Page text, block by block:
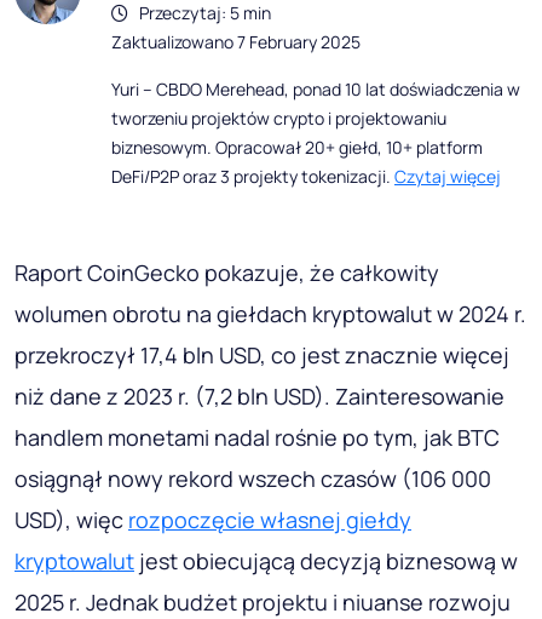
Przeczytaj: 5 min
Zaktualizowano 7 February 2025
Yuri – CBDO Merehead, ponad 10 lat doświadczenia w
tworzeniu projektów crypto i projektowaniu
biznesowym. Opracował 20+ giełd, 10+ platform
DeFi/P2P oraz 3 projekty tokenizacji. Czytaj więcej
Raport CoinGecko pokazuje, że całkowity
wolumen obrotu na giełdach kryptowalut w 2024 r.
przekroczył 17,4 bln USD, co jest znacznie więcej
niż dane z 2023 r. (7,2 bln USD). Zainteresowanie
handlem monetami nadal rośnie po tym, jak BTC
osiągnął nowy rekord wszech czasów (106 000
USD), więc rozpoczęcie własnej giełdy
kryptowalut jest obiecującą decyzją biznesową w
2025 r. Jednak budżet projektu i niuanse rozwoju